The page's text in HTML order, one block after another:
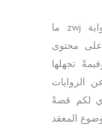
محتوى
تجهلها
الروايات
لكم قصةً